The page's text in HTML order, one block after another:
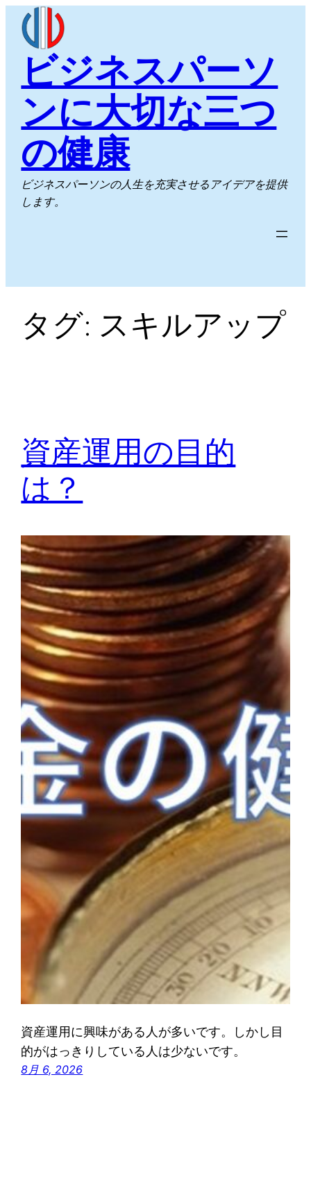
ビジネスパーソ
ンに大切な三つ
の健康
ビジネスパーソンの人生を充実させるアイデアを提供
します。
タグ: スキルアップ
資産運用の目的
は？
資産運用に興味がある人が多いです。しかし目
的がはっきりしている人は少ないです。
8月 6, 2026